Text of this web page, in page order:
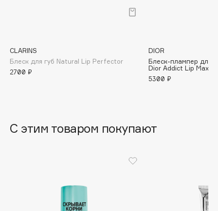
Balmain Hair Couture
Banderas
Beauty Pati
CLARINS
Блеск для губ Natural Lip Perfector
2700 ₽
DIOR
Блеск-плампер для
Dior Addict Lip
5300 ₽
С этим товаром покупают